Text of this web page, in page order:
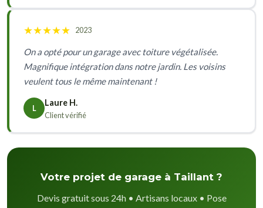
★★★★★ 2023
On a opté pour un garage avec toiture végétalisée.
Magnifique intégration dans notre jardin. Les voisins
veulent tous le même maintenant !
L
Laure H.
Client vérifié
Votre projet de garage à Taillant ?
Devis gratuit sous 24h • Artisans locaux • Pose